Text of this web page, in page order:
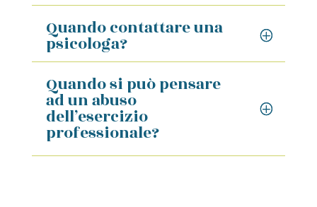
Quando contattare una
psicologa?
Quando si può pensare
ad un abuso
dell’esercizio
professionale?